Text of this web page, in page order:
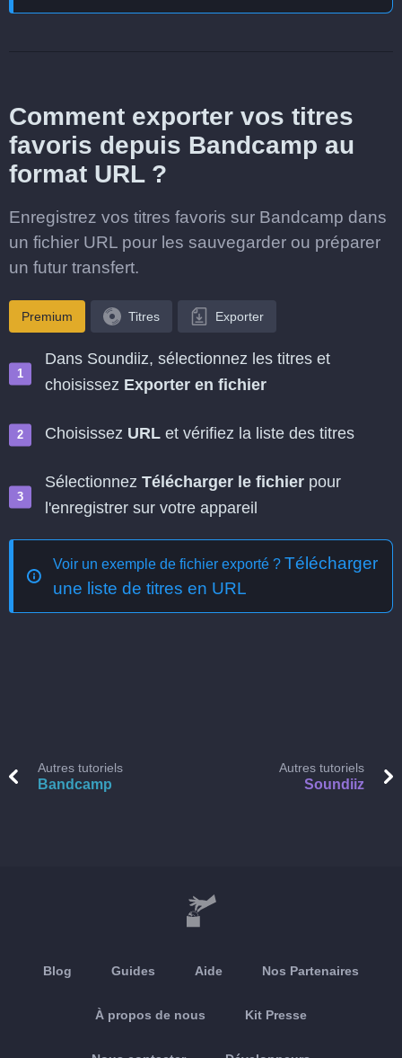
Comment exporter vos titres
favoris depuis Bandcamp au
format URL ?
Enregistrez vos titres favoris sur Bandcamp dans
un fichier URL pour les sauvegarder ou préparer
un futur transfert.
Premium Titres Exporter
Dans Soundiiz, sélectionnez les titres et
choisissez Exporter en fichier
Choisissez URL et vérifiez la liste des titres
Sélectionnez Télécharger le fichier pour
l'enregistrer sur votre appareil
Voir un exemple de fichier exporté ? Télécharger
une liste de titres en URL
Autres tutoriels
Bandcamp
Autres tutoriels
Soundiiz
Blog Guides Aide Nos Partenaires
À propos de nous Kit Presse